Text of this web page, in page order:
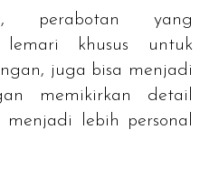
perabotan yang
lemari khusus untuk
juga bisa menjadi
memikirkan detail
lebih personal